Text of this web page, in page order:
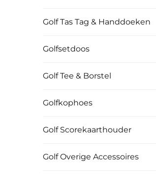
Golf Tas Tag & Handdoeken
Golfsetdoos
Golf Tee & Borstel
Golfkophoes
Golf Scorekaarthouder
Golf Overige Accessoires